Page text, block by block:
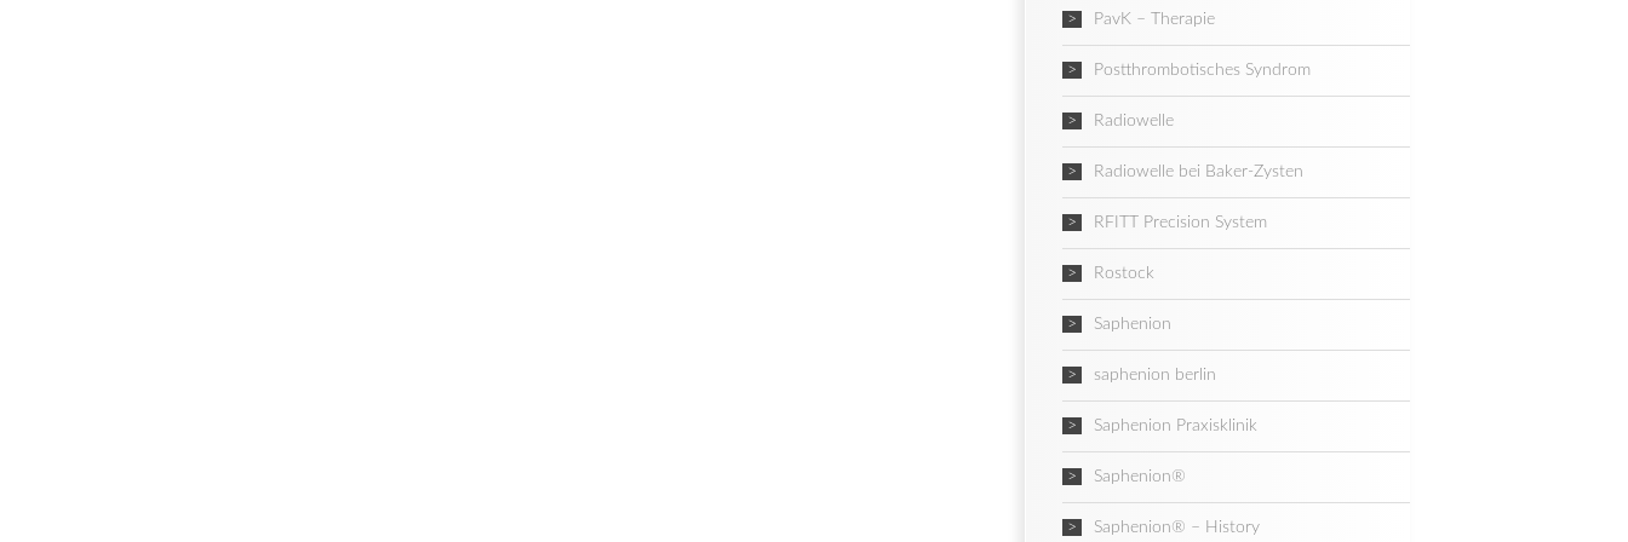
PavK – Therapie
Postthrombotisches Syndrom
Radiowelle
Radiowelle bei Baker-Zysten
RFITT Precision System
Rostock
Saphenion
saphenion berlin
Saphenion Praxisklinik
Saphenion®
Saphenion® – History